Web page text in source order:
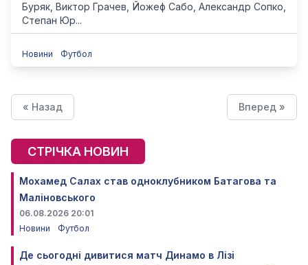
Буряк, Виктор Грачев, Йожеф Сабо, Александр Сопко,
Степан Юр...
Новини Футбол
« Назад Вперед »
СТРІЧКА НОВИН
Мохамед Салах став одноклубником Батагова та
Маліновського
06.08.2026 20:01
Новини
Футбол
Де сьогодні дивитися матч Динамо в Лізі